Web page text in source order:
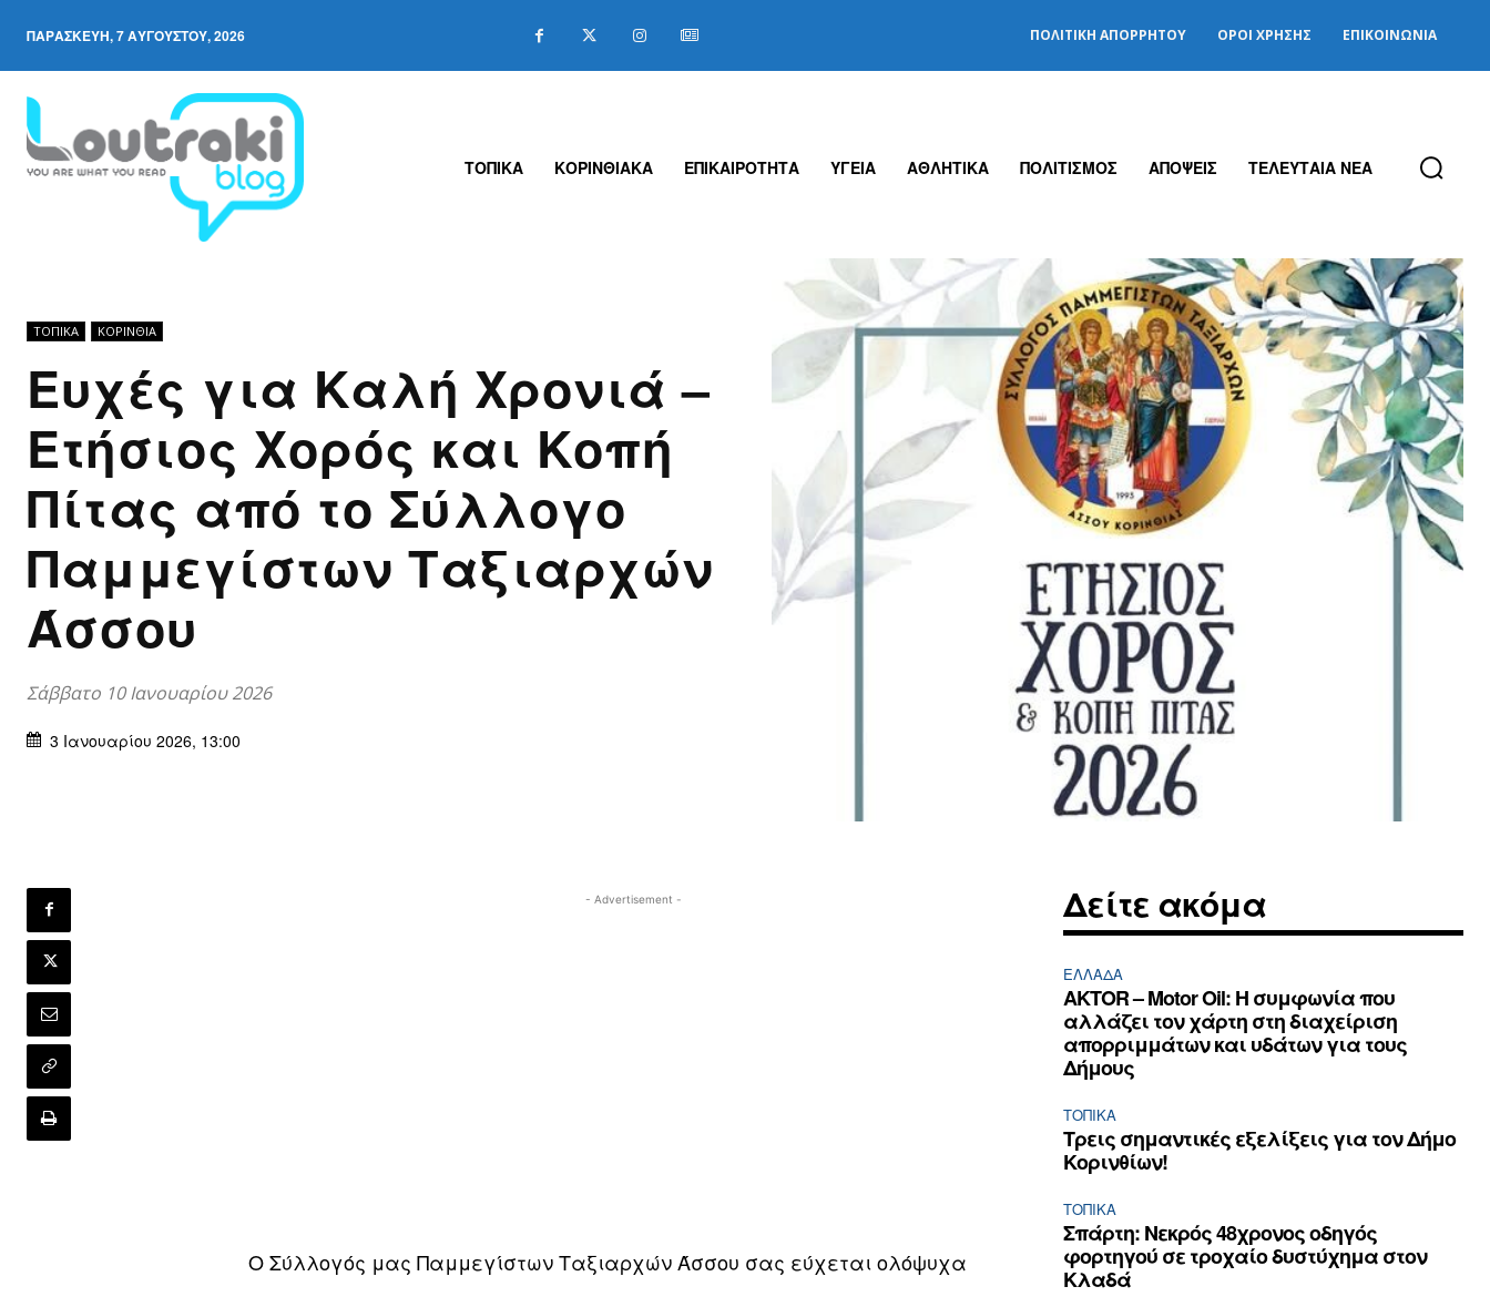
ΠΑΡΑΣΚΕΥΉ, 7 ΑΥΓΟΎΣΤΟΥ, 2026 ΠΟΛΙΤΙΚΉ ΑΠΟΡΡΉΤΟΥ ΌΡΟΙ ΧΡΉΣΗΣ ΕΠΙΚΟΙΝΩΝΊΑ
ΤΟΠΙΚΑ ΚΟΡΙΝΘΙΑΚΑ ΕΠΙΚΑΙΡΟΤΗΤΑ ΥΓΕΙΑ ΑΘΛΗΤΙΚΑ ΠΟΛΙΤΙΣΜΟΣ ΑΠΟΨΕΙΣ ΤΕΛΕΥΤΑΙΑ ΝΕΑ
ΤΟΠΙΚΑ ΚΟΡΙΝΘΊΑ
Ευχές για Καλή Χρονιά –
Ετήσιος Χορός και Κοπή
Πίτας από το Σύλλογο
Παμμεγίστων Ταξιαρχών
Άσσου
Σάββατο 10 Ιανουαρίου 2026
3 Ιανουαρίου 2026, 13:00
- Advertisement -
Ο Σύλλογός μας Παμμεγίστων Ταξιαρχών Άσσου σας εύχεται ολόψυχα
Δείτε ακόμα
ΕΛΛΆΔΑ
AKTOR – Motor Oil: Η συμφωνία που
αλλάζει τον χάρτη στη διαχείριση
απορριμμάτων και υδάτων για τους
Δήμους
ΤΟΠΙΚΑ
Τρεις σημαντικές εξελίξεις για τον Δήμο
Κορινθίων!
ΤΟΠΙΚΑ
Σπάρτη: Νεκρός 48χρονος οδηγός
φορτηγού σε τροχαίο δυστύχημα στον
Κλαδά